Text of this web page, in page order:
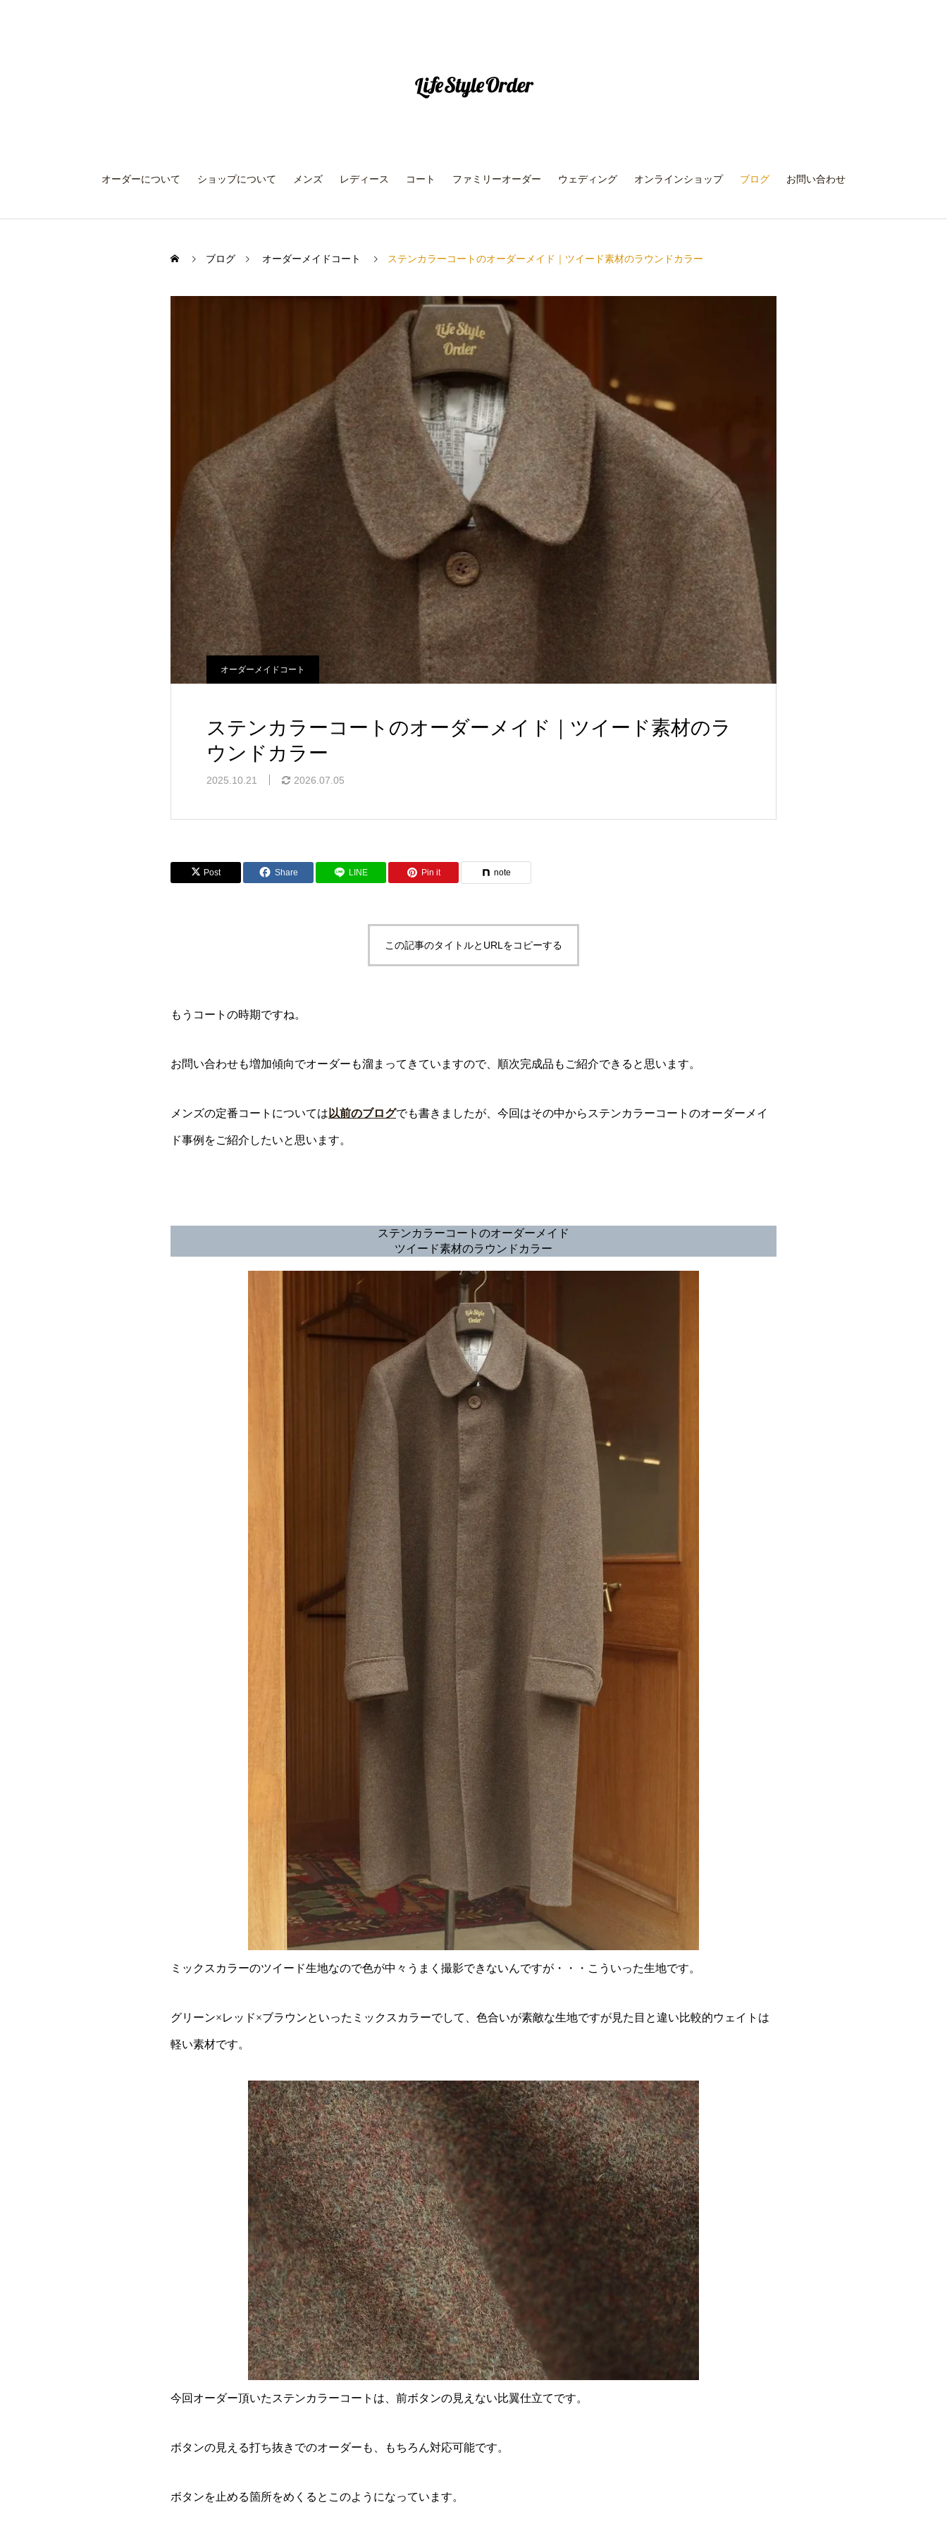
オーダーについて ショップについて メンズ レディース コート ファミリーオーダー ウェディング オンラインショップ ブログ お問い合わせ
ブログ オーダーメイドコート ステンカラーコートのオーダーメイド｜ツイード素材のラウンドカラー
オーダーメイドコート
ステンカラーコートのオーダーメイド｜ツイード素材のラ
ウンドカラー
2025.10.21 2026.07.05
Post Share LINE Pin it note
この記事のタイトルとURLをコピーする
もうコートの時期ですね。
お問い合わせも増加傾向でオーダーも溜まってきていますので、順次完成品もご紹介できると思います。
メンズの定番コートについては 以前のブログでも書きましたが、今回はその中からステンカラーコートのオーダーメイ
ド事例をご紹介したいと思います。
ステンカラーコートのオーダーメイド
ツイード素材のラウンドカラー
ミックスカラーのツイード生地なので色が中々うまく撮影できないんですが・・・こういった生地です。
グリーン×レッド×ブラウンといったミックスカラーでして、色合いが素敵な生地ですが見た目と違い比較的ウェイトは
軽い素材です。
今回オーダー頂いたステンカラーコートは、前ボタンの見えない比翼仕立てです。
ボタンの見える打ち抜きでのオーダーも、もちろん対応可能です。
ボタンを止める箇所をめくるとこのようになっています。